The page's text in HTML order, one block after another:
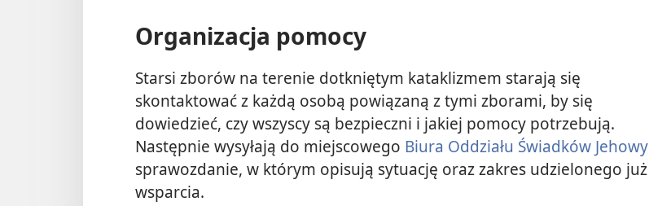
Organizacja pomocy
Starsi zborów na terenie dotkniętym kataklizmem starają się
skontaktować z każdą osobą powiązaną z tymi zborami, by się
dowiedzieć, czy wszyscy są bezpieczni i jakiej pomocy potrzebują.
Następnie wysyłają do miejscowego Biura Oddziału Świadków Jehowy
sprawozdanie, w którym opisują sytuację oraz zakres udzielonego już
wsparcia.